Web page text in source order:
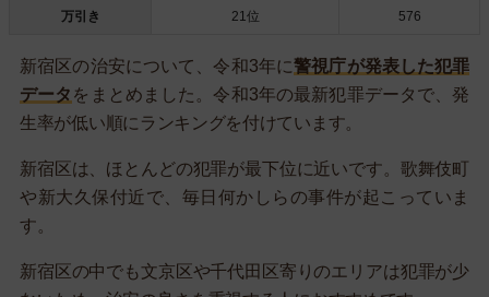
万引き 21位 576
新宿区の治安について、令和3年に警視庁が発表した犯罪
データ をまとめました。令和3年の最新犯罪データで、発
生率が低い順にランキングを付けています。
新宿区は、ほとんどの犯罪が最下位に近いです。歌舞伎町
や新大久保付近で、毎日何かしらの事件が起こっていま
す。
新宿区の中でも文京区や千代田区寄りのエリアは犯罪が少